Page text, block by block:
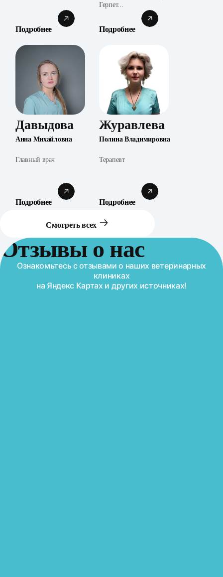
Подробнее
Герпет...
Подробнее
Давыдова
Анна Михайловна
Главный врач
Подробнее
Журавлева
Полина Владимировна
Терапевт
Подробнее
Смотреть всех
Отзывы о нас
Ознакомьтесь с отзывами о наших ветеринарных
клиниках
на Яндекс Картах и других источниках!